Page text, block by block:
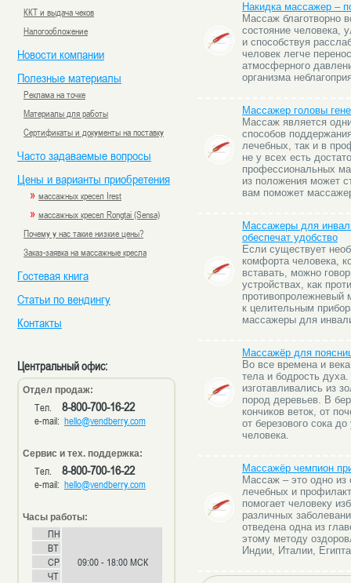
ККТ и выдача чеков
Налогообложение
Новости компании
Полезные материалы
Реклама на точке
Материалы для работы
Сертификаты и документы на поставку
Часто задаваемые вопросы
Цены и варианты приобретения
» массажных кресел Irest
» массажных кресел Rongtai (Sensa)
Почему у нас такие низкие цены?
Заказ-заявка на массажные кресла
Гостевая книга
Статьи по вендингу
Контакты
Центральный офис:
Отдел продаж:
Тел. 8-800-700-16-22
e-mail: hello@vendberry.com
Сервис и тех. поддержка:
Тел. 8-800-700-16-22
e-mail: hello@vendberry.com
Часы работы:
ПН
09:00 - 18:00 МСК
ВТ
СР
ЧТ
Накидка массажер –
Массаж благотворно
состояние человека,
и способствуя
человек легче
атмосферного
организма
Массажер головы
Массаж является
способов
лечебных, так и в
не у всех есть
профессиональных
из положения может
вам поможет
Массажеры для
обеспечат удобство
Если существует
комфорта человека,
вставать, можно
устройствах, как
противопролежневый
к целительным
массажеры для
Массажёр для
Во все времена и
тела и бодрость
изготавливались из
пород деревьев. В
кончиков веток, от
от березового сока
человека.
Массажёр чемпион
Массаж – это одно
лечебных и
помогает человеку
различных
отведена одна из
этому методу
Индии, Италии,